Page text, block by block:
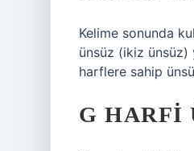
Kelime sonunda
ünsüz (ikiz ünsüz)
harflere sahip
G HARFI